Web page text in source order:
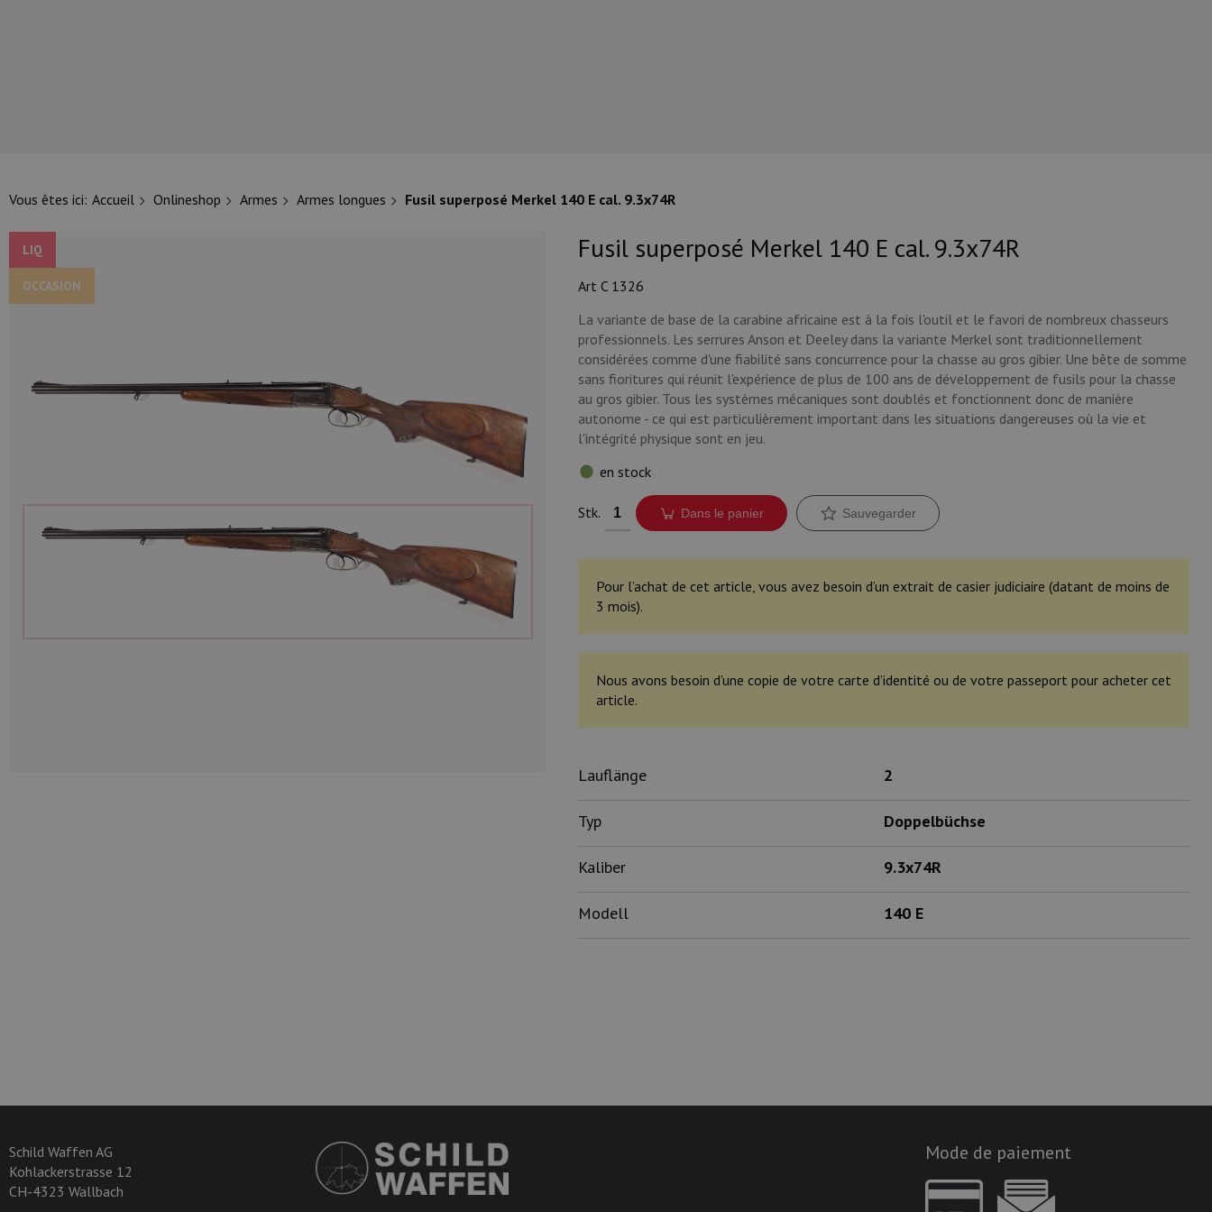
Vous êtes ici: Accueil Onlineshop Armes Armes longues Fusil superposé Merkel 140 E cal. 9.3x74R
LIQ
OCCASION
Fusil superposé Merkel 140 E cal. 9.3x74R
Art C 1326
La variante de base de la carabine africaine est à la fois l'outil et le favori de nombreux chasseurs
professionnels. Les serrures Anson et Deeley dans la variante Merkel sont traditionnellement
considérées comme d'une fiabilité sans concurrence pour la chasse au gros gibier. Une bête de somme
sans fioritures qui réunit l'expérience de plus de 100 ans de développement de fusils pour la chasse
au gros gibier. Tous les systèmes mécaniques sont doublés et fonctionnent donc de manière
autonome - ce qui est particulièrement important dans les situations dangereuses où la vie et
l'intégrité physique sont en jeu.
en stock
Stk. Dans le panier Sauvegarder
Pour l’achat de cet article, vous avez besoin d’un extrait de casier judiciaire (datant de moins de
3 mois).
Nous avons besoin d’une copie de votre carte d’identité ou de votre passeport pour acheter cet
article.
Lauflänge 2
Typ Doppelbüchse
Kaliber 9.3x74R
Modell 140 E
Schild Waffen AG
Kohlackerstrasse 12
CH-4323 Wallbach
Mode de paiement
NOS CATÉGORIES PRINCIPALES
Lampes et accessoires